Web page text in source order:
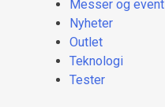
Messer og event
Nyheter
Outlet
Teknologi
Tester